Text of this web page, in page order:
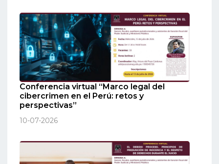
Conferencia virtual “Marco legal del
cibercrimen en el Perú: retos y
perspectivas”
10-07-2026